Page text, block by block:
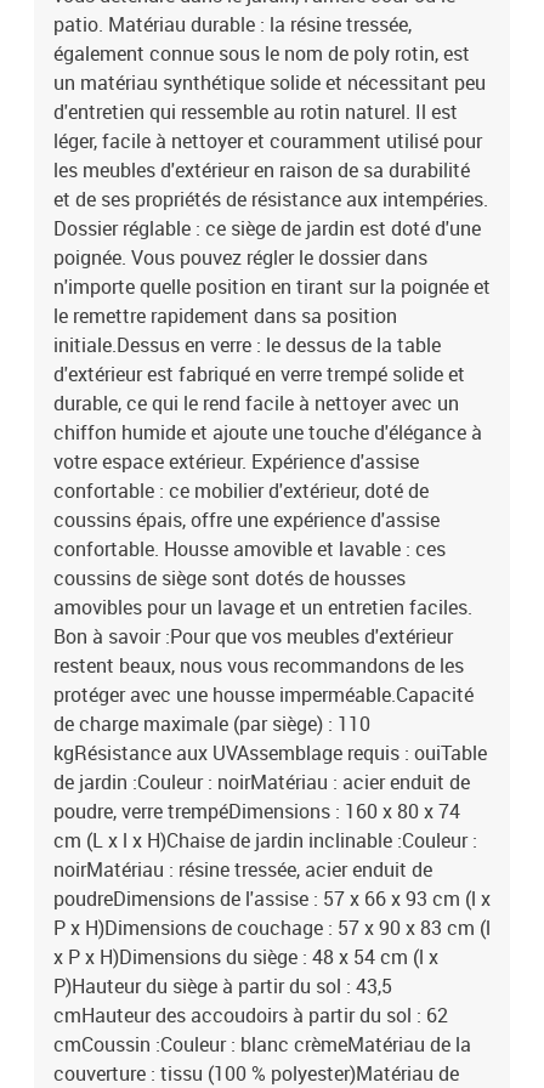
inclinable4 x coussin de dossier4 x coussin de siège avec housse
amovible et lavable
patio. Matériau durable : la résine tressée,
également connue sous le nom de poly rotin, est
un matériau synthétique solide et nécessitant peu
d'entretien qui ressemble au rotin naturel. Il est
léger, facile à nettoyer et couramment utilisé pour
les meubles d'extérieur en raison de sa durabilité
et de ses propriétés de résistance aux intempéries.
Dossier réglable : ce siège de jardin est doté d'une
poignée. Vous pouvez régler le dossier dans
n'importe quelle position en tirant sur la poignée et
le remettre rapidement dans sa position
initiale.Dessus en verre : le dessus de la table
d'extérieur est fabriqué en verre trempé solide et
durable, ce qui le rend facile à nettoyer avec un
chiffon humide et ajoute une touche d'élégance à
votre espace extérieur. Expérience d'assise
confortable : ce mobilier d'extérieur, doté de
coussins épais, offre une expérience d'assise
confortable. Housse amovible et lavable : ces
coussins de siège sont dotés de housses
amovibles pour un lavage et un entretien faciles.
Bon à savoir :Pour que vos meubles d'extérieur
restent beaux, nous vous recommandons de les
protéger avec une housse imperméable.Capacité
de charge maximale (par siège) : 110
kgRésistance aux UVAssemblage requis : ouiTable
de jardin :Couleur : noirMatériau : acier enduit de
poudre, verre trempéDimensions : 160 x 80 x 74
cm (L x l x H)Chaise de jardin inclinable :Couleur :
noirMatériau : résine tressée, acier enduit de
poudreDimensions de l'assise : 57 x 66 x 93 cm (l x
P x H)Dimensions de couchage : 57 x 90 x 83 cm (l
x P x H)Dimensions du siège : 48 x 54 cm (l x
P)Hauteur du siège à partir du sol : 43,5
cmHauteur des accoudoirs à partir du sol : 62
cmCoussin :Couleur : blanc crèmeMatériau de la
couverture : tissu (100 % polyester)Matériau de